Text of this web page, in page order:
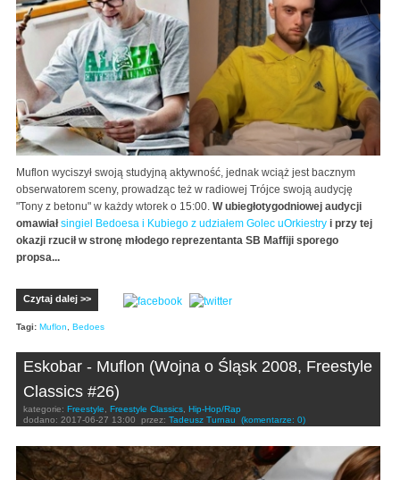
Muflon wyciszył swoją studyjną aktywność, jednak wciąż jest bacznym
obserwatorem sceny, prowadząc też w radiowej Trójce swoją audycję
"Tony z betonu" w każdy wtorek o 15:00. W ubiegłotygodniowej audycji
omawiałsingiel Bedoesa i Kubiego z udziałem Golec uOrkiestry i przy tej
okazji rzucił w stronę młodego reprezentanta SB Maffiji sporego
propsa...
Czytaj dalej >>
Tagi: Muflon, Bedoes
Eskobar - Muflon (Wojna o Śląsk 2008, Freestyle
Classics #26)
kategorie: Freestyle, Freestyle Classics, Hip-Hop/Rap
dodano: 2017-06-27 13:00 przez: Tadeusz Turnau (komentarze: 0)